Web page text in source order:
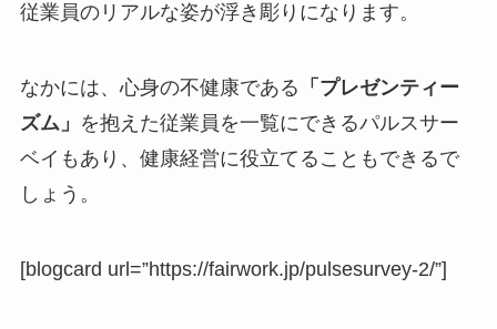
従業員のリアルな姿が浮き彫りになります。
なかには、心身の不健康である 「プレゼンティー
ズム」 を抱えた従業員を一覧にできるパルスサー
ベイもあり、健康経営に役立てることもできるで
しょう。
[blogcard url=”https://fairwork.jp/pulsesurvey-2/”]